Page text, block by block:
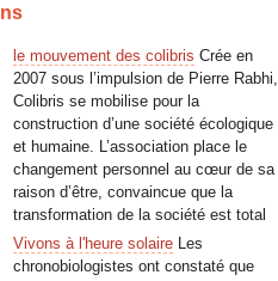
le mouvement des colibris Crée en
2007 sous l’impulsion de Pierre Rabhi,
Colibris se mobilise pour la
construction d’une société écologique
et humaine. L’association place le
changement personnel au cœur de sa
raison d’être, convaincue que la
transformation de la société est total
Vivons à l'heure solaireLes
chronobiologistes ont constaté que